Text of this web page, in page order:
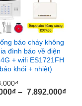
báo cháy không
đình báo về điện
+ wifi ES1721FH
khói + nhiệt)
₫
₫ – 7.892.000₫